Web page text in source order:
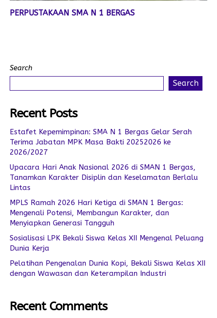
PERPUSTAKAAN SMA N 1 BERGAS
Search
Search
Recent Posts
Estafet Kepemimpinan: SMA N 1 Bergas Gelar Serah
Terima Jabatan MPK Masa Bakti 20252026 ke
2026/2027
Upacara Hari Anak Nasional 2026 di SMAN 1 Bergas,
Tanamkan Karakter Disiplin dan Keselamatan Berlalu
Lintas
MPLS Ramah 2026 Hari Ketiga di SMAN 1 Bergas:
Mengenali Potensi, Membangun Karakter, dan
Menyiapkan Generasi Tangguh
Sosialisasi LPK Bekali Siswa Kelas XII Mengenal Peluang
Dunia Kerja
Pelatihan Pengenalan Dunia Kopi, Bekali Siswa Kelas XII
dengan Wawasan dan Keterampilan Industri
Recent Comments